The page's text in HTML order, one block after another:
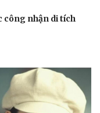
công nhận di tích